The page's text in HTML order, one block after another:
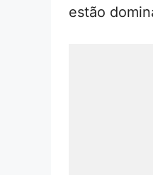
estão